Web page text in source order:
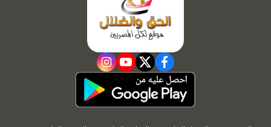
facebook
twitter
youtube
instagram